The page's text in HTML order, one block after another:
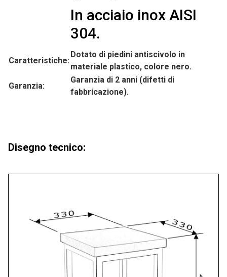
In acciaio inox AISI
304.
Caratteristiche:
Dotato di piedini antiscivolo in
materiale plastico, colore nero.
Garanzia:
Garanzia di 2 anni (difetti di
fabbricazione).
Disegno tecnico: